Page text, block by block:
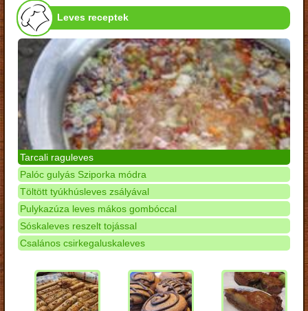
Leves receptek
Tarcali raguleves
Palóc gulyás Sziporka módra
Töltött tyúkhúsleves zsályával
Pulykazúza leves mákos gombóccal
Sóskaleves reszelt tojással
Csalános csirkegaluskaleves